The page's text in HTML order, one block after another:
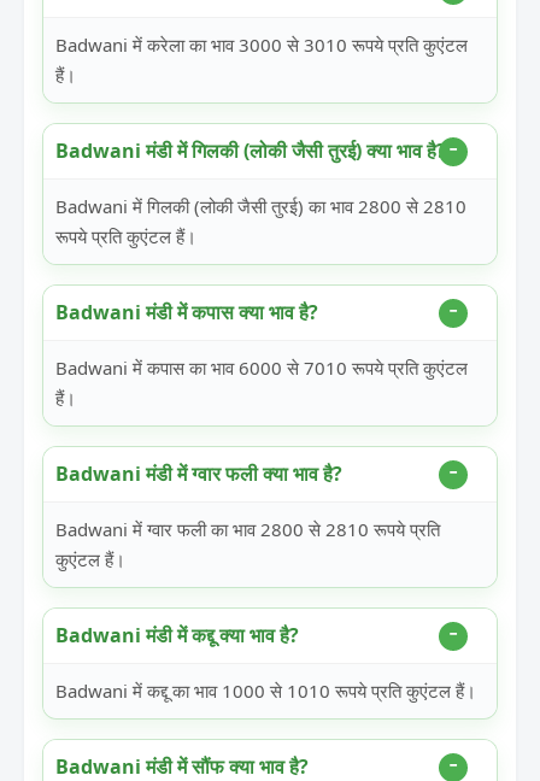
Badwani में करेला का भाव 3000 से 3010 रूपये प्रति कुएंटल
हैं।
Badwani मंडी में गिलकी (लोकी जैसी तुरई) क्या भाव है?
Badwani में गिलकी (लोकी जैसी तुरई) का भाव 2800 से 2810
रूपये प्रति कुएंटल हैं।
Badwani मंडी में कपास क्या भाव है?
Badwani में कपास का भाव 6000 से 7010 रूपये प्रति कुएंटल
हैं।
Badwani मंडी में ग्वार फली क्या भाव है?
Badwani में ग्वार फली का भाव 2800 से 2810 रूपये प्रति
कुएंटल हैं।
Badwani मंडी में कद्दू क्या भाव है?
Badwani में कद्दू का भाव 1000 से 1010 रूपये प्रति कुएंटल हैं।
Badwani मंडी में सौंफ क्या भाव है?